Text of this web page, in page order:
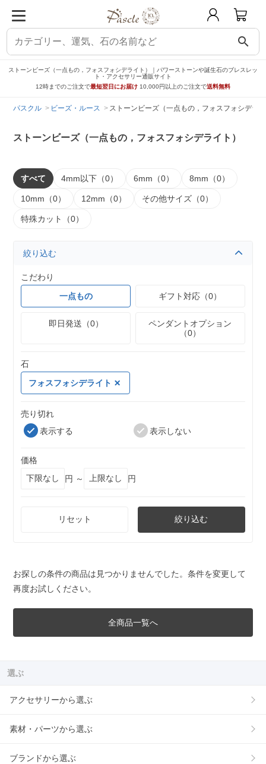
search
ストーンビーズ（一点もの，フォスフォシデライト）｜パワーストーンや誕生石のブレスレッ
ト・アクセサリー通販サイト
12時までのご注文で最短翌日にお届け 10,000円以上のご注文で送料無料
パスクル ビーズ・ルース ストーンビーズ（一点もの，フォスフォシデラ
ストーンビーズ（一点もの，フォスフォシデライト）
すべて 4mm以下（0） 6mm（0） 8mm（0）
10mm（0） 12mm（0） その他サイズ（0）
特殊カット（0）
絞り込む
こだわり
一点もの
ギフト対応（0）
即日発送（0）
ペンダントオプション
（0）
石
フォスフォシデライト
売り切れ
表示する
表示しない
価格
円 ～
円
リセット 絞り込む
お探しの条件の商品は見つかりませんでした。条件を変更して
再度お試しください。
全商品一覧へ
選ぶ
アクセサリーから選ぶ
素材・パーツから選ぶ
ブランドから選ぶ